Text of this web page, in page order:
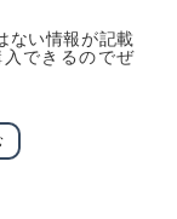
ない情報が記載
できるのでぜ